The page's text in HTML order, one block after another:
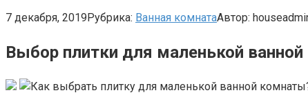
7 декабря, 2019Рубрика: Ванная комнатаАвтор:
Выбор плитки для маленькой